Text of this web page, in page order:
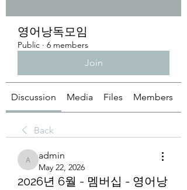
영어낭독모임
Public · 6 members
Join
Discussion Media Files Members
Back
admin
admin
May 22, 2026
2026년 6월 - 멤버십 - 영어낭